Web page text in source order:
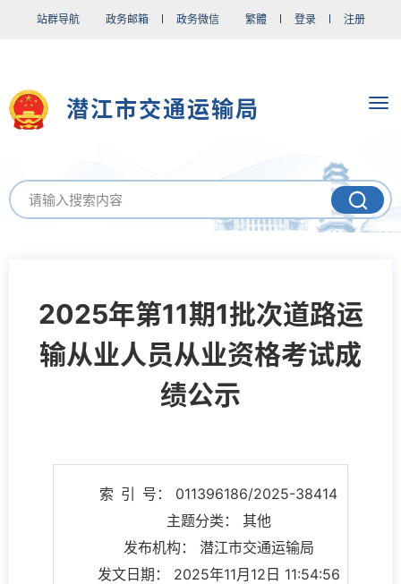
站群导航 政务邮箱 政务微信 繁體 登录 注册
潜江市交通运输局
2025年第11期1批次道路运
输从业人员从业资格考试成
绩公示
索 引 号： 011396186/2025-38414
主题分类： 其他
发布机构： 潜江市交通运输局
发文日期： 2025年11月12日 11:54:56